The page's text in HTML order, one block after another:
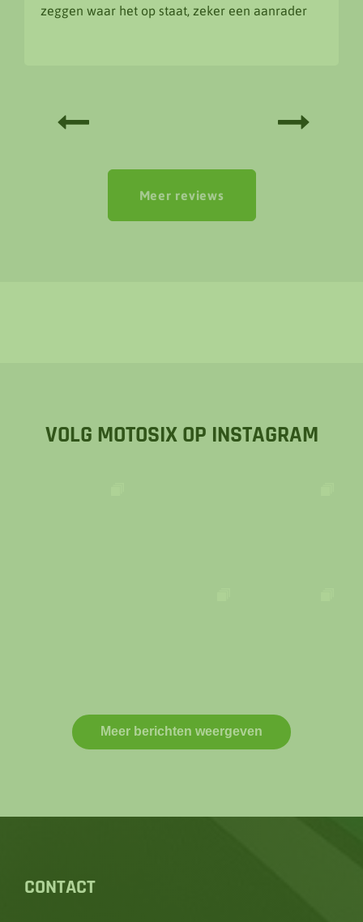
een aanrader
te veel gevraagd. Degelijke
Meer reviews
VOLG MOTOSIX OP INSTAGRAM
CONTACT